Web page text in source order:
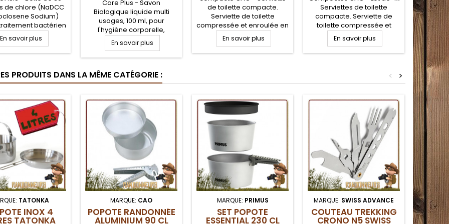
de chlore (NaDCC
Sodium)
bactérien
Chaque pastille
de traiter un litre
après 30 minutes
de l'eau en
bushcraft et
autres organismes
de l'eau
En savoir plus
Care Plus - Savon
Biologique liquide multi
usages, 100 ml, pour
l'hygiène corporelle,
l'hygiène du campement, la
lessive, la vaisselle, en eau
douce, comme en eau
biodégradable liquide Care
Plus pour toutes
voyage et randonnée
légère
En savoir plus
de toilette compacte.
Serviette de toilette
compressée et enroulée en
escargot, il suffit de tirer
dessus pour la sortir. Peut
servir de chiffonnette
En savoir plus
Serviettes de toilette
compacte. Serviette de
toilette compressée et
enroulée en escargot, il
suffit de tirer dessus pour la
sortir. Peut servir de
pour la randonnée légère,
En savoir plus
PRODUITS DANS LA MÊME CATÉGORIE : >
<
TATONKA
INOX 4
TATONKA
MARQUE: CAO
POPOTE RANDONNÉE
ALUMINIUM 90 CL
MARQUE: PRIMUS
SET POPOTE
ESSENTIAL 230 CL
MARQUE: SWISS ADVANCE
COUTEAU TREKKING
CRONO N5 SWISS AVEC